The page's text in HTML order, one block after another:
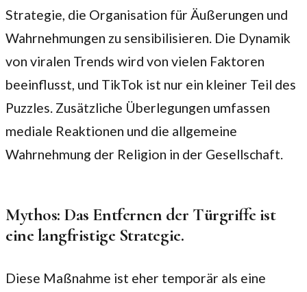
Strategie, die Organisation für Äußerungen und
Wahrnehmungen zu sensibilisieren. Die Dynamik
von viralen Trends wird von vielen Faktoren
beeinflusst, und TikTok ist nur ein kleiner Teil des
Puzzles. Zusätzliche Überlegungen umfassen
mediale Reaktionen und die allgemeine
Wahrnehmung der Religion in der Gesellschaft.
Mythos: Das Entfernen der Türgriffe ist
eine langfristige Strategie.
Diese Maßnahme ist eher temporär als eine